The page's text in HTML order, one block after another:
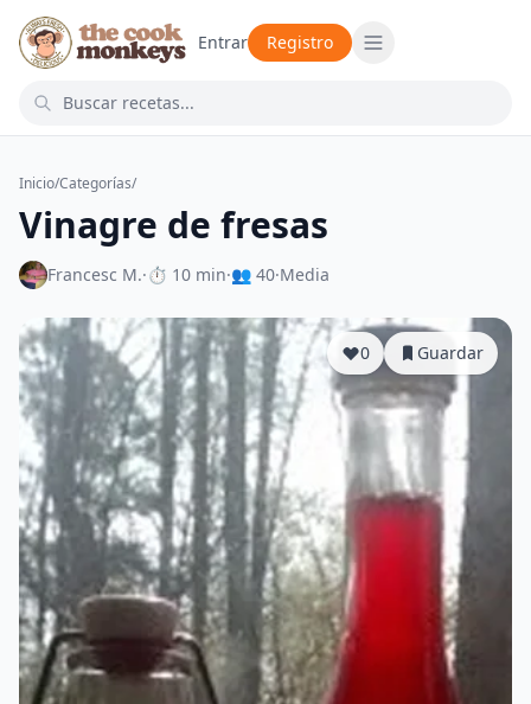
Entrar Registro
Inicio/Categorías/
Vinagre de fresas
Francesc M.·⏱ 10 min·👥 40·Media
0 Guardar